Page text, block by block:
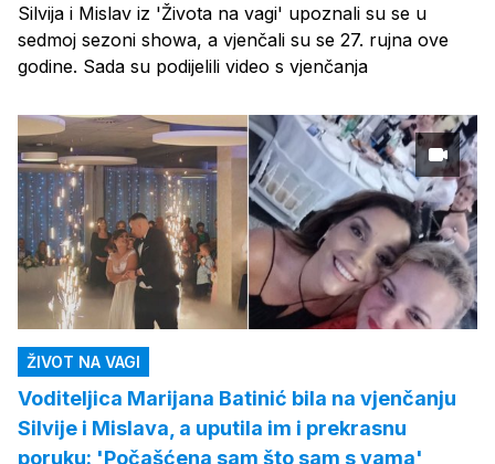
Silvija i Mislav iz 'Života na vagi' upoznali su se u
sedmoj sezoni showa, a vjenčali su se 27. rujna ove
godine. Sada su podijelili video s vjenčanja
ŽIVOT NA VAGI
Voditeljica Marijana Batinić bila na vjenčanju
Silvije i Mislava, a uputila im i prekrasnu
poruku: 'Počašćena sam što sam s vama'